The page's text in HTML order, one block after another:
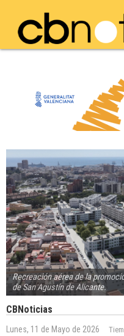
Recreación aérea de la
de San Agustín de Alicante.
CBNoticias
Lunes, 11 de Mayo de 2026